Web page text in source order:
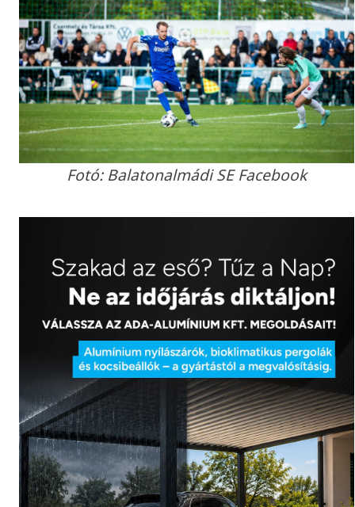
Fotó: Balatonalmádi SE Facebook